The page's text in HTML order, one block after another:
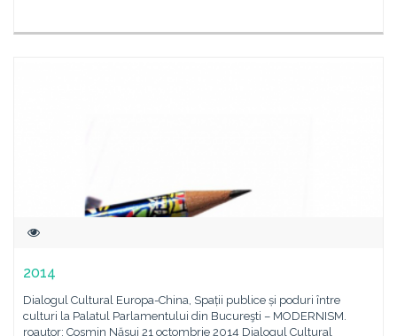
2014
Dialogul Cultural Europa-China, Spații publice și poduri între
culturi la Palatul Parlamentului din Bucureşti – MODERNISM.
roautor: Cosmin Năsui 21 octombrie 2014 Dialogul Cultural